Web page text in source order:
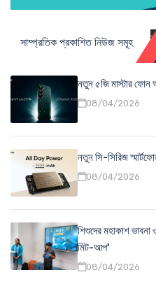
সাম্প্রতিক প্রকাশিত নিউজ সমূহ
নতুন ৫জি মাস্টার ফোন
08/04/2026
নতুন সি-সিরিজ
08/04/2026
শিশুদের মহাকাশ
মিট-আপ'
08/04/2026